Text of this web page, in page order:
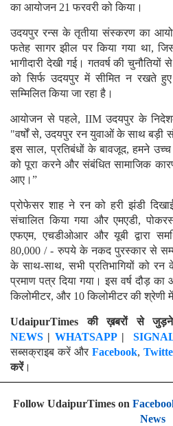
का आयोजन 21 फरवरी को किया।
उदयपुर रन्स के तृतीया संस्करण का
फतेह सागर झील पर किया गया था,
भागीदारी देखी गई। गतवर्ष की
को सिर्फ उदयपुर में सीमित न रखते
सम्मिलित किया जा रहा है।
आयोजन से पहले, IIM उदयपुर के
"वर्षों से, उदयपुर रन युवाओं के साथ बड़ी
इस साल, प्रतिबंधों के बावजूद, हमने उच्च
को पूरा करने और संबंधित सामाजिक
आए।”
प्रोफेसर शाह ने रन को हरी झंडी
संचालित किया गया और एमएडी,
एफएम, एचडीओआर और यूबी द्वारा
80,000 / - रुपये के नकद पुरस्कार से
के साथ-साथ, सभी प्रतिभागियों को
प्रमाण पत्र दिया गया। इस वर्ष दौड़
किलोमीटर, और 10 किलोमीटर की श्रेणी
UdaipurTimes की ख़बरों से
NEWS | WHATSAPP|
सब्सक्राइब करें और Facebook,
करें।
Follow UdaipurTimes on
News